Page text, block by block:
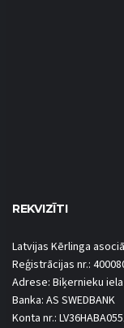
REKVIZĪTI
Latvijas Kērlinga
Reģistrācijas nr.:
Adrese: Biķernieku iela
Banka: AS SWEDBANK
Konta nr.: